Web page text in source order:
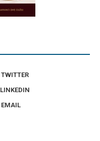
TWITTER
LINKEDIN
EMAIL